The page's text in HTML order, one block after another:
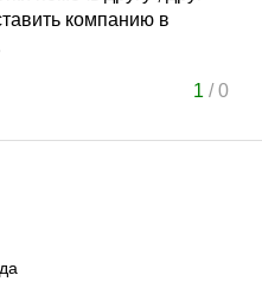
компанию в
1 /0